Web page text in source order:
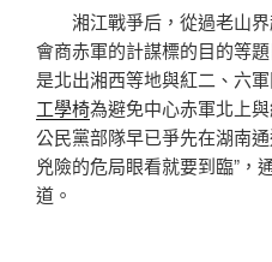
湘江戰爭后，從過老山界
會商赤軍的計謀標的目的等
是北出湘西等地與紅二、六軍
工學椅為避免中心赤軍北上
公民黨部隊早已爭先在湖南
兇險的危局眼看就要到臨”，
道。